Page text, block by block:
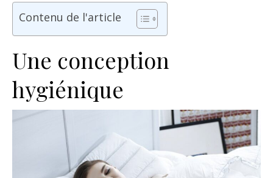
Contenu de l'article
Une conception
hygiénique